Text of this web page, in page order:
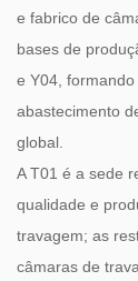
e fabrico de
bases de
e Y04,
abastecimento
global.
A T01 é a sede
qualidade e
travagem; as
câmaras de